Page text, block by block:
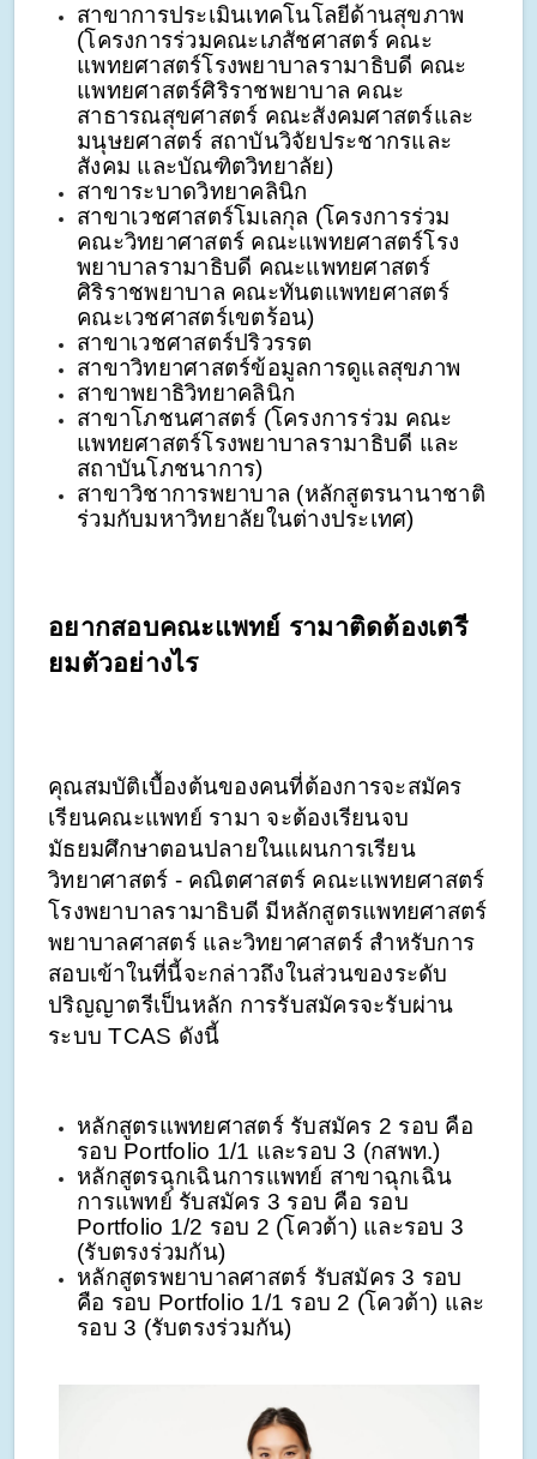
สาขาการประเมินเทคโนโลยีด้านสุขภาพ
(โครงการร่วมคณะเภสัชศาสตร์ คณะ
แพทยศาสตร์โรงพยาบาลรามาธิบดี คณะ
แพทยศาสตร์ศิริราชพยาบาล คณะ
สาธารณสุขศาสตร์ คณะสังคมศาสตร์และ
มนุษยศาสตร์ สถาบันวิจัยประชากรและ
สังคม และบัณฑิตวิทยาลัย)
สาขาระบาดวิทยาคลินิก
สาขาเวชศาสตร์โมเลกุล (โครงการร่วม
คณะวิทยาศาสตร์ คณะแพทยศาสตร์โรง
พยาบาลรามาธิบดี คณะแพทยศาสตร์
ศิริราชพยาบาล คณะทันตแพทยศาสตร์
คณะเวชศาสตร์เขตร้อน)
สาขาเวชศาสตร์ปริวรรต
สาขาวิทยาศาสตร์ข้อมูลการดูแลสุขภาพ
สาขาพยาธิวิทยาคลินิก
สาขาโภชนศาสตร์ (โครงการร่วม คณะ
แพทยศาสตร์โรงพยาบาลรามาธิบดี และ
สถาบันโภชนาการ)
สาขาวิชาการพยาบาล (หลักสูตรนานาชาติ
ร่วมกับมหาวิทยาลัยในต่างประเทศ)
อยากสอบคณะแพทย์ รามาติดต้องเตรี
ยมตัวอย่างไร
คุณสมบัติเบื้องต้นของคนที่ต้องการจะสมัคร
เรียนคณะแพทย์ รามา จะต้องเรียนจบ
มัธยมศึกษาตอนปลายในแผนการเรียน
วิทยาศาสตร์ - คณิตศาสตร์ คณะแพทยศาสตร์
โรงพยาบาลรามาธิบดี มีหลักสูตรแพทยศาสตร์
พยาบาลศาสตร์ และวิทยาศาสตร์ สำหรับการ
สอบเข้าในที่นี้จะกล่าวถึงในส่วนของระดับ
ปริญญาตรีเป็นหลัก การรับสมัครจะรับผ่าน
ระบบ TCAS ดังนี้
หลักสูตรแพทยศาสตร์ รับสมัคร 2 รอบ คือ
รอบ Portfolio 1/1 และรอบ 3 (กสพท.)
หลักสูตรฉุกเฉินการแพทย์ สาขาฉุกเฉิน
การแพทย์ รับสมัคร 3 รอบ คือ รอบ
Portfolio 1/2 รอบ 2 (โควต้า) และรอบ 3
(รับตรงร่วมกัน)
หลักสูตรพยาบาลศาสตร์ รับสมัคร 3 รอบ
คือ รอบ Portfolio 1/1 รอบ 2 (โควต้า) และ
รอบ 3 (รับตรงร่วมกัน)